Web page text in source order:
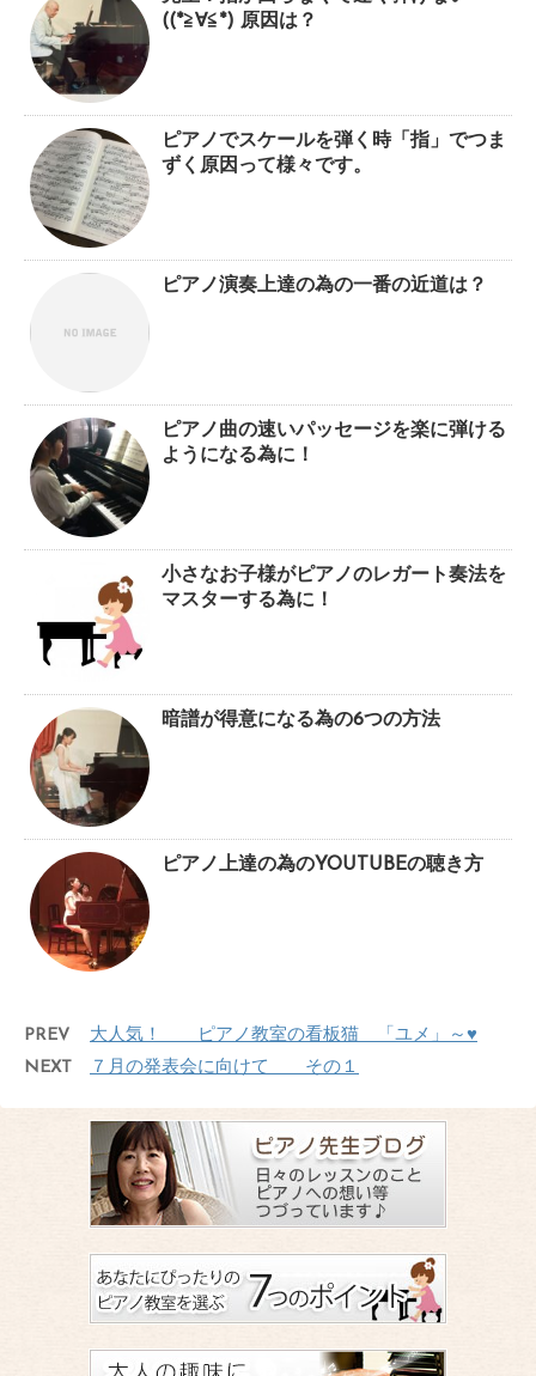
((*≧∀≦*) 原因は？
ピアノでスケールを弾く時「指」でつま
ずく原因って様々です。
ピアノ演奏上達の為の一番の近道は？
ピアノ曲の速いパッセージを楽に弾ける
ようになる為に！
小さなお子様がピアノのレガート奏法を
マスターする為に！
暗譜が得意になる為の6つの方法
ピアノ上達の為のYOUTUBEの聴き方
PREV
大人気！ ピアノ教室の看板猫 「ユメ」～♥
NEXT
７月の発表会に向けて その１